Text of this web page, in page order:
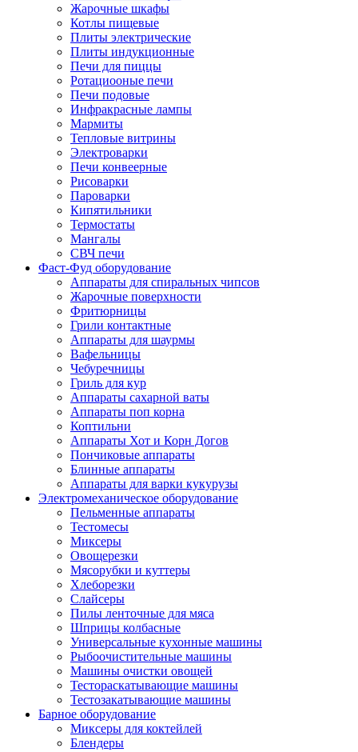
Жарочные шкафы
Котлы пищевые
Плиты электрические
Плиты индукционные
Печи для пиццы
Ротациооные печи
Печи подовые
Инфракрасные лампы
Мармиты
Тепловые витрины
Электроварки
Печи конвеерные
Рисоварки
Пароварки
Кипятильники
Термостаты
Мангалы
СВЧ печи
Фаст-Фуд оборудование
Аппараты для спиральных чипсов
Жарочные поверхности
Фритюрницы
Грили контактные
Аппараты для шаурмы
Вафельницы
Чебуречницы
Гриль для кур
Аппараты сахарной ваты
Аппараты поп корна
Коптильни
Аппараты Хот и Корн Догов
Пончиковые аппараты
Блинные аппараты
Аппараты для варки кукурузы
Электромеханическое оборудование
Пельменные аппараты
Тестомесы
Миксеры
Овощерезки
Мясорубки и куттеры
Хлеборезки
Слайсеры
Пилы ленточные для мяса
Шприцы колбасные
Универсальные кухонные машины
Рыбоочистительные машины
Машины очистки овощей
Тестораскатывающие машины
Тестозакатывающие машины
Барное оборудование
Миксеры для коктейлей
Блендеры